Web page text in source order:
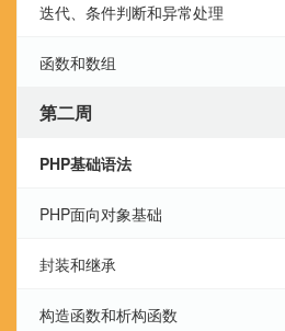
迭代、条件判断和异常处理
函数和数组
第二周
PHP基础语法
PHP面向对象基础
封装和继承
构造函数和析构函数